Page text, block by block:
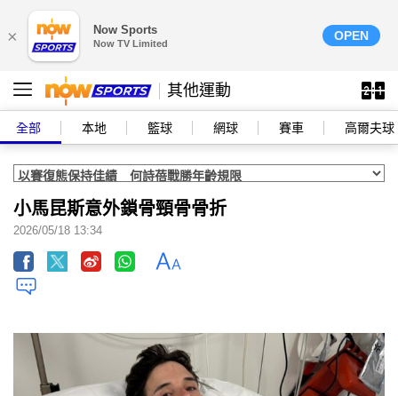
× Now Sports
Now TV Limited
OPEN
其他運動
全部 本地 籃球 網球 賽車 高爾夫球
小馬昆斯意外鎖骨頸骨骨折
2026/05/18 13:34